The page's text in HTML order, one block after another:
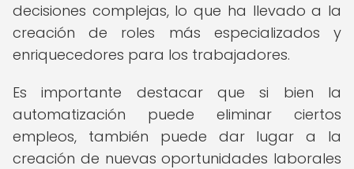
decisiones complejas, lo que ha llevado a la
creación de roles más especializados y
enriquecedores para los trabajadores.
Es importante destacar que si bien la
automatización puede eliminar ciertos
empleos, también puede dar lugar a la
creación de nuevas oportunidades laborales